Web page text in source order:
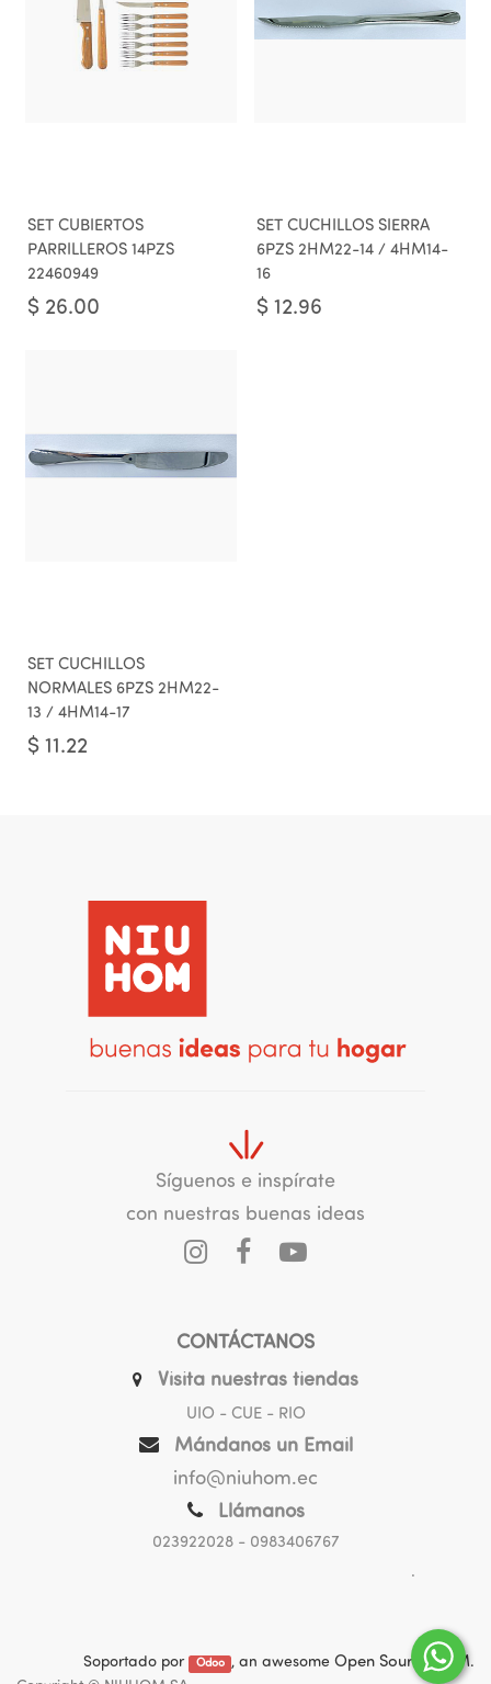
SET CUBIERTOS
PARRILLEROS 14PZS
22460949
$ 26.00
SET CUCHILLOS SIERRA
6PZS 2HM22-14 / 4HM14-
16
$ 12.96
SET CUCHILLOS
NORMALES 6PZS 2HM22-
13 / 4HM14-17
$ 11.22
Síguenos e inspírate
con nuestras buenas ideas
CONTÁCTANOS
Visita nuestras tiendas
UIO - CUE - RIO
Mándanos un Email
info@niuhom.ec
Llámanos
023922028- 0983406767
.
Soportado por Odoo , an awesome Open Source CRM.